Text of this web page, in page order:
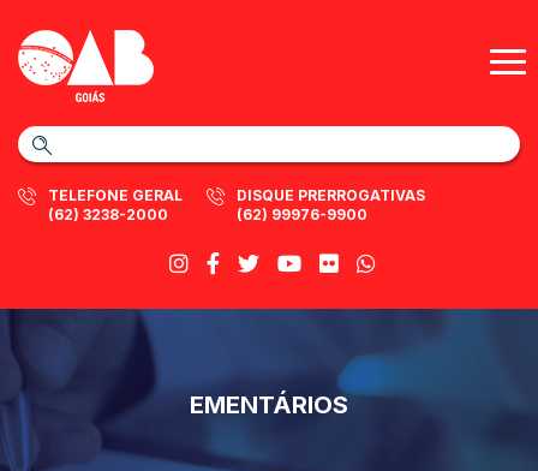
TELEFONE GERAL
(62) 3238-2000
DISQUE PRERROGATIVAS
(62) 99976-9900
EMENTÁRIOS